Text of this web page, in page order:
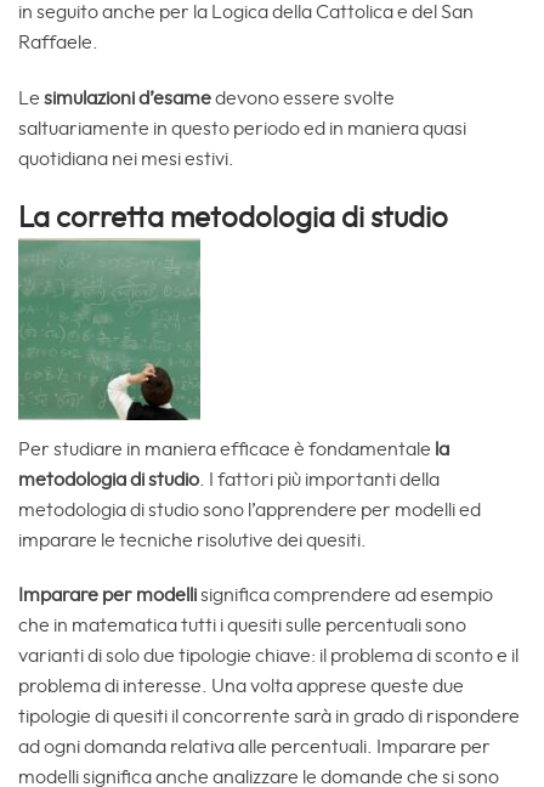
in seguito anche per la Logica della Cattolica e del San
Raffaele.
Le simulazioni d’esamedevono essere svolte
saltuariamente in questo periodo ed in maniera quasi
quotidiana nei mesi estivi.
La corretta metodologia di studio
Per studiare in maniera efficace è fondamentale la
metodologia di studio . I fattori più importanti della
metodologia di studio sono l’apprendere per modelli ed
imparare le tecniche risolutive dei quesiti.
Imparare per modellisignifica comprendere ad esempio
che in matematica tutti i quesiti sulle percentuali sono
varianti di solo due tipologie chiave: il problema di sconto e il
problema di interesse. Una volta apprese queste due
tipologie di quesiti il concorrente sarà in grado di rispondere
ad ogni domanda relativa alle percentuali. Imparare per
modelli significa anche analizzare le domande che si sono